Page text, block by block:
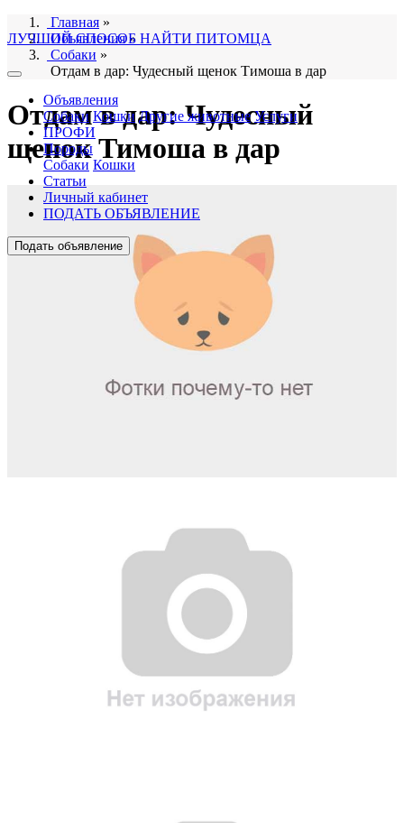
ЛУЧШИЙ СПОСОБ НАЙТИ ПИТОМЦА
Объявления
Собаки Кошки Другие животные Услуги
ПРОФИ
Породы
Собаки Кошки
Статьи
Личный кабинет
ПОДАТЬ ОБЪЯВЛЕНИЕ
Подать объявление
Главная »
Объявления»
Собаки »
Отдам в дар: Чудесный щенок Тимоша в дар
Отдам в дар: Чудесный
щенок Тимоша в дар